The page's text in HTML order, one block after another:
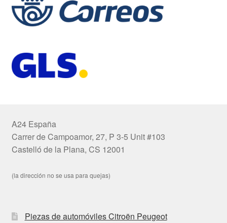
A24 España
Carrer de Campoamor, 27, P 3-5 Unit #103
Castelló de la Plana, CS 12001
(la dirección no se usa para quejas)
Piezas de automóviles Citroën Peugeot